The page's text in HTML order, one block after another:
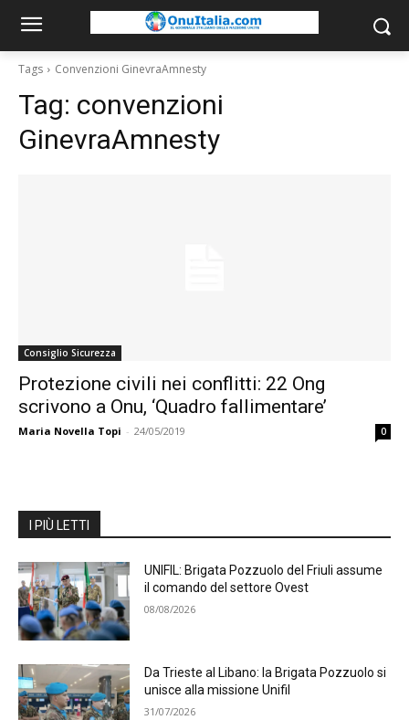
Tags Convenzioni GinevraAmnesty
Tag: convenzioni
GinevraAmnesty
Consiglio Sicurezza
Protezione civili nei conflitti: 22 Ong
scrivono a Onu, ‘Quadro fallimentare’
Maria Novella Topi - 24/05/2019 0
I PIÙ LETTI
UNIFIL: Brigata Pozzuolo del Friuli assume
il comando del settore Ovest
08/08/2026
Da Trieste al Libano: la Brigata Pozzuolo si
unisce alla missione Unifil
31/07/2026